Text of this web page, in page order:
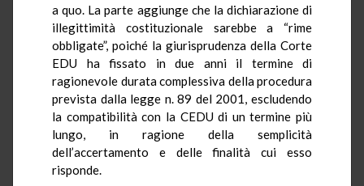
a quo. La parte aggiunge che la dichiarazione di
illegittimità costituzionale sarebbe a “rime
obbligate”, poiché la giurisprudenza della Corte
EDU ha fissato in due anni il termine di
ragionevole durata complessiva della procedura
prevista dalla legge n. 89 del 2001, escludendo
la compatibilità con la CEDU di un termine più
lungo, in ragione della semplicità
dell’accertamento e delle finalità cui esso
risponde.